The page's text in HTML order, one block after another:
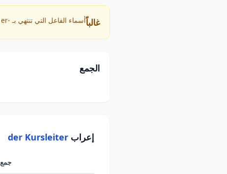
غالباًأسماء الفاعل التي تنتهي بـ -er عادةً مذكرة.
الجمع
إعراب der Kursleiter
جمع